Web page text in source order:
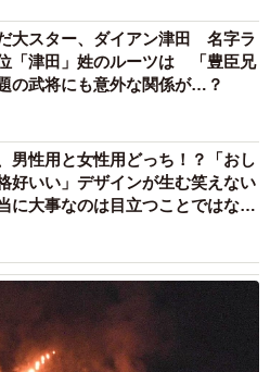
大スター、ダイアン津田 名字ラ
「津田」姓のルーツは 「豊臣兄
の武将にも意外な関係が…？
男性用と女性用どっち！？「おし
好いい」デザインが生む笑えない
大事なのは目立つことではな